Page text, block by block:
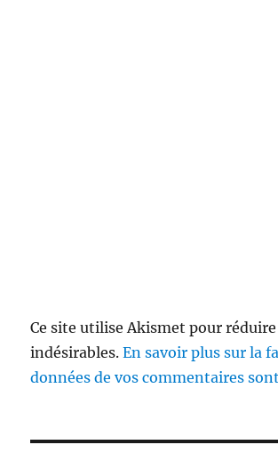
Ce site utilise Akismet pour
indésirables.En savoir plus sur la
données de vos commentaires